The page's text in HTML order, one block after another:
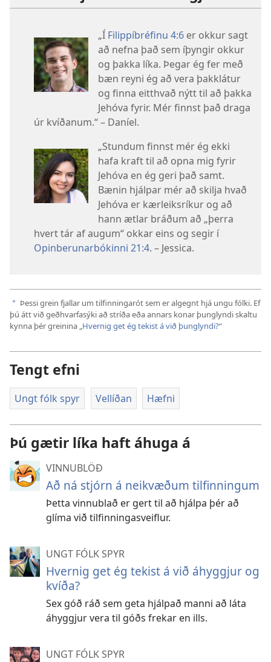
„Í Filippíbréfinu 4:6 er okkur sagt
að nefna það sem íþyngir okkur
og þakka líka. Þegar ég fer með
bæn reyni ég að vera þakklátur
og finna eitthvað nýtt til að þakka
Jehóva fyrir. Mér finnst það draga
úr kvíðanum.“ – Daníel.
„Stundum finnst mér ég ekki
hafa kraft til að opna mig fyrir
Jehóva en ég geri það samt.
Bænin hjálpar mér að skilja hvað
Jehóva er kærleiksríkur og að
hann ætlar bráðum að „þerra
hvert tár af augum“ okkar eins og segir í
Opinberunarbókinni 21:4. – Jessica.
a Þessi grein fjallar um tilfinningarót sem er algegnt hjá ungu fólki. Ef
þú átt við geðhvarfasýki að stríða eða annars konar þunglyndi skaltu
kynna þér greinina „Hvernig get ég tekist á við þunglyndi?“
Tengt efni
Ungt fólk spyr Vellíðan Hæfni
Þú gætir líka haft áhuga á
VINNUBLÖÐ
Að ná stjórn á neikvæðum tilfinningum
Þetta vinnublað er gert til að hjálpa þér að
glíma við tilfinningasveiflur.
UNGT FÓLK SPYR
Hvernig get ég tekist á við áhyggjur og
kvíða?
Sex góð ráð sem geta hjálpað manni að láta
áhyggjur vera til góðs frekar en ills.
UNGT FÓLK SPYR